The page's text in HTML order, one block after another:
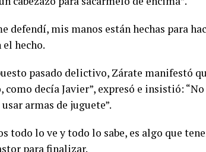
defendí, mis manos están hechas para
hecho.
pasado delictivo, Zárate manifestó
como decía Javier”, expresó e insistió:
armas de juguete”.
todo lo ve y todo lo sabe, es algo que
para finalizar.